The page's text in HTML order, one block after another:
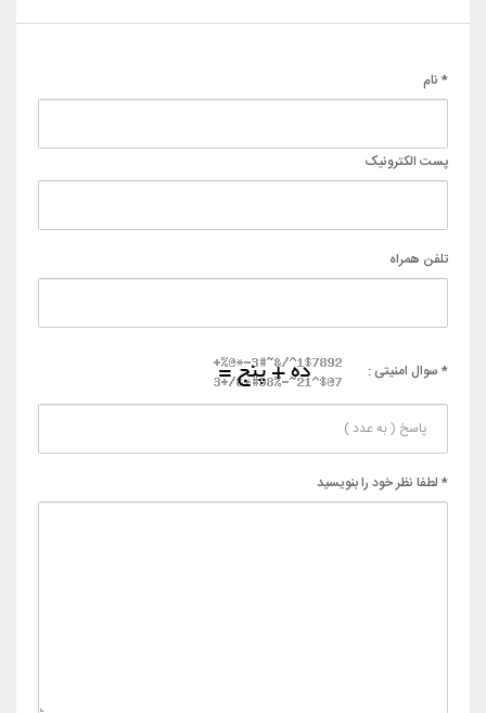
* نام
پست الکترونیک
تلفن همراه
* سوال امنیتی :
* لطفا نظر خود را بنویسید